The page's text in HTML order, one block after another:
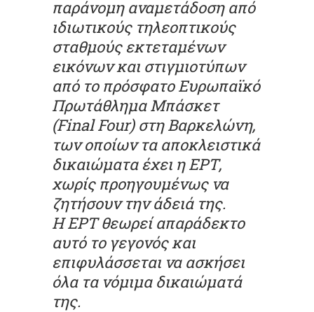
παράνομη αναμετάδοση από
ιδιωτικούς τηλεοπτικούς
σταθμούς εκτεταμένων
εικόνων και στιγμιοτύπων
από το πρόσφατο Ευρωπαϊκό
Πρωτάθλημα Μπάσκετ
(Final Four) στη Βαρκελώνη,
των οποίων τα αποκλειστικά
δικαιώματα έχει η ΕΡΤ,
χωρίς προηγουμένως να
ζητήσουν την άδειά της.
Η ΕΡΤ θεωρεί απαράδεκτο
αυτό το γεγονός και
επιφυλάσσεται να ασκήσει
όλα τα νόμιμα δικαιώματά
της.